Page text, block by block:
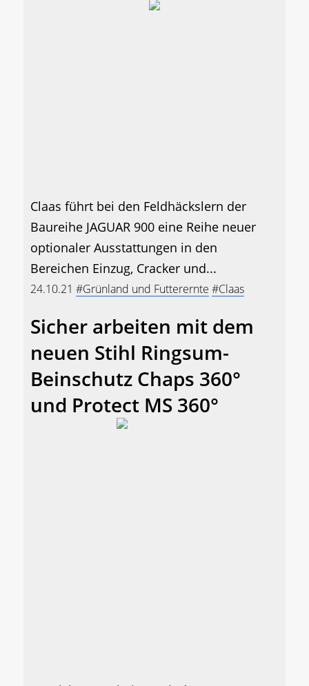
Claas führt bei den Feldhäckslern der
Baureihe JAGUAR 900 eine Reihe neuer
optionaler Ausstattungen in den
Bereichen Einzug, Cracker und...
24.10.21 #Grünland und Futterernte #Claas
Sicher arbeiten mit dem
neuen Stihl Ringsum-
Beinschutz Chaps 360°
und Protect MS 360°